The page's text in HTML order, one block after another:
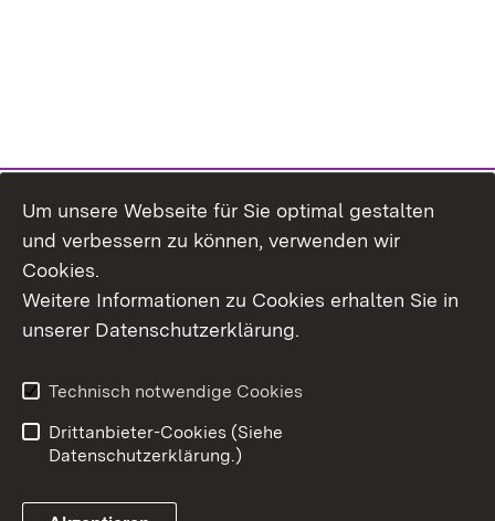
Erklärung zur
Benutzungshinweise
Um unsere Webseite für Sie optimal gestalten
und verbessern zu können, verwenden wir
Cookies.
Weitere Informationen zu Cookies erhalten Sie in
unserer Datenschutzerklärung.
Technisch notwendige Cookies
Drittanbieter-Cookies (Siehe
Datenschutzerklärung.)